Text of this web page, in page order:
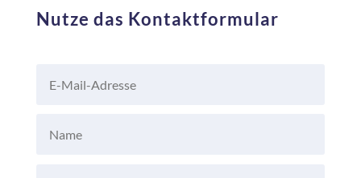
Nutze das Kontaktformular